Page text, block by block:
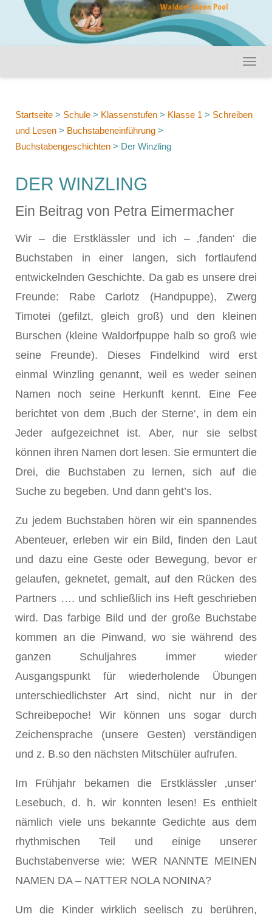
Startseite > Schule > Klassenstufen > Klasse 1 > Schreiben
und Lesen > Buchstabeneinführung >
Buchstabengeschichten > Der Winzling
DER WINZLING
Ein Beitrag von Petra Eimermacher
Wir – die Erstklässler und ich – ‚fanden‘ die
Buchstaben in einer langen, sich fortlaufend
entwickelnden Geschichte. Da gab es unsere drei
Freunde: Rabe Carlotz (Handpuppe), Zwerg
Timotei (gefilzt, gleich groß) und den kleinen
Burschen (kleine Waldorfpuppe halb so groß wie
seine Freunde). Dieses Findelkind wird erst
einmal Winzling genannt, weil es weder seinen
Namen noch seine Herkunft kennt. Eine Fee
berichtet von dem ‚Buch der Sterne‘, in dem ein
Jeder aufgezeichnet ist. Aber, nur sie selbst
können ihren Namen dort lesen. Sie ermuntert die
Drei, die Buchstaben zu lernen, sich auf die
Suche zu begeben. Und dann geht’s los.
Zu jedem Buchstaben hören wir ein spannendes
Abenteuer, erleben wir ein Bild, finden den Laut
und dazu eine Geste oder Bewegung, bevor er
gelaufen, geknetet, gemalt, auf den Rücken des
Partners …. und schließlich ins Heft geschrieben
wird. Das farbige Bild und der große Buchstabe
kommen an die Pinwand, wo sie während des
ganzen Schuljahres immer wieder
Ausgangspunkt für wiederholende Übungen
unterschiedlichster Art sind, nicht nur in der
Schreibepoche! Wir können uns sogar durch
Zeichensprache (unsere Gesten) verständigen
und z. B.so den nächsten Mitschüler aufrufen.
Im Frühjahr bekamen die Erstklässler ‚unser‘
Lesebuch, d. h. wir konnten lesen! Es enthielt
nämlich viele uns bekannte Gedichte aus dem
rhythmischen Teil und einige unserer
Buchstabenverse wie: WER NANNTE MEINEN
NAMEN DA – NATTER NOLA NONINA?
Um die Kinder wirklich seelisch zu berühren,